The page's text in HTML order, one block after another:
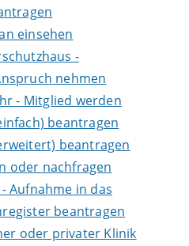
einsehen
-
nehmen
- Mitglied werden
beantragen
beantragen
oder nachfragen
Aufnahme in das
beantragen
oder privater Klinik